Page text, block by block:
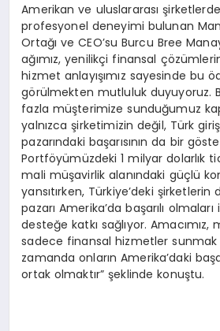
Amerikan ve uluslararası şirketlerde
profesyonel deneyimi bulunan
Ortağı ve CEO’su Burcu Bree
ağımız, yenilikçi finansal
hizmet anlayışımız sayesinde bu
görülmekten mutluluk duyuyoruz.
fazla müşterimize sunduğumuz
yalnızca şirketimizin değil, Türk
pazarındaki başarısının da bir
Portföyümüzdeki 1 milyar dolarlık
mali müşavirlik alanındaki güçlü
yansıtırken, Türkiye’deki
pazarı Amerika’da başarılı
desteğe katkı sağlıyor. Amacımız,
sadece finansal hizmetler sunmak
zamanda onların Amerika’daki
ortak olmaktır” şeklinde konuştu.